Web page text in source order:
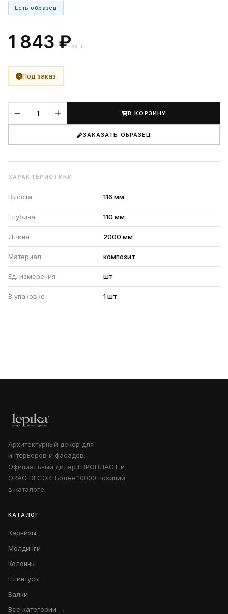
Есть образец
1 843 ₽за шт
Под заказ
В КОРЗИНУ
ЗАКАЗАТЬ ОБРАЗЕЦ
ХАРАКТЕРИСТИКИ
Высота 116 мм
Глубина 110 мм
Длина 2000 мм
Материал композит
Ед. измерения шт
В упаковке 1 шт
Архитектурный декор для
интерьеров и фасадов.
Официальный дилер ЕВРОПЛАСТ и
ORAC DECOR. Более 10000 позиций
в каталоге.
КАТАЛОГ
Карнизы
Молдинги
Колонны
Плинтусы
Балки
Все категории →